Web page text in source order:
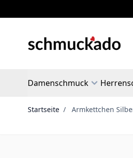
Damenschmuck
Startseite / Armkettchen